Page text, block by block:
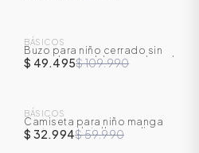
-55 %
BÁSICOS
Buzo para niño cerrado sin
capucha con bloques de color
$ 49.495$ 109.990
-45%
BÁSICOS
Camiseta para niño manga
corta con detalle en relieve
$ 32.994$ 59.990